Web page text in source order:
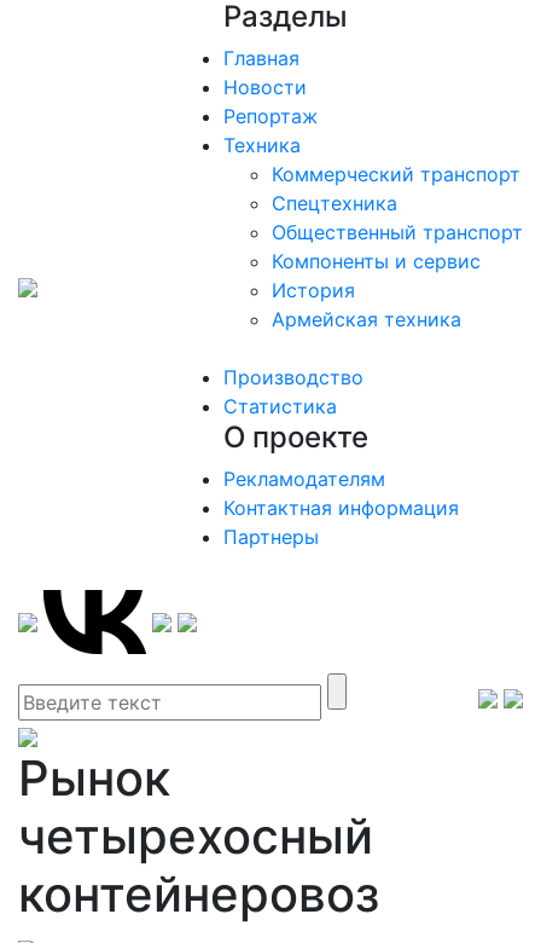
Разделы
Главная
Новости
Репортаж
Техника
Коммерческий транспорт
Спецтехника
Общественный транспорт
Компоненты и сервис
История
Армейская техника
Производство
Статистика
О проекте
Рекламодателям
Контактная информация
Партнеры
Рынок
четырехосный
контейнеровоз